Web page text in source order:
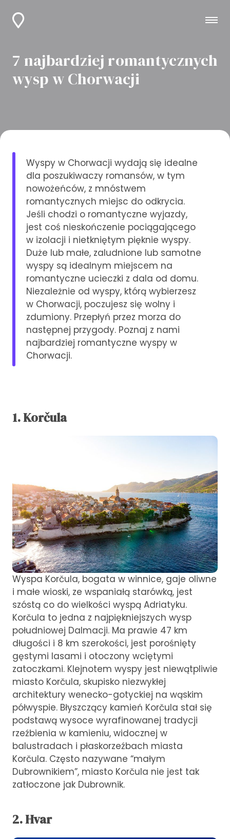
7 najbardziej romantycznych
wysp w Chorwacji
Wyspy w Chorwacji wydają się idealne
dla poszukiwaczy romansów, w tym
nowożeńców, z mnóstwem
romantycznych miejsc do odkrycia.
Jeśli chodzi o romantyczne wyjazdy,
jest coś nieskończenie pociągającego
w izolacji i nietkniętym pięknie wyspy.
Duże lub małe, zaludnione lub samotne
wyspy są idealnym miejscem na
romantyczne ucieczki z dala od domu.
Niezależnie od wyspy, którą wybierzesz
w Chorwacji, poczujesz się wolny i
zdumiony. Przepłyń przez morza do
następnej przygody. Poznaj z nami
najbardziej romantyczne wyspy w
Chorwacji.
1. Korčula
Wyspa Korčula, bogata w winnice, gaje oliwne
i małe wioski, ze wspaniałą starówką, jest
szóstą co do wielkości wyspą Adriatyku.
Korčula to jedna z najpiękniejszych wysp
południowej Dalmacji. Ma prawie 47 km
długości i 8 km szerokości, jest porośnięty
gęstymi lasami i otoczony wciętymi
zatoczkami. Klejnotem wyspy jest niewątpliwie
miasto Korčula, skupisko niezwykłej
architektury wenecko-gotyckiej na wąskim
półwyspie. Błyszczący kamień Korčula stał się
podstawą wysoce wyrafinowanej tradycji
rzeźbienia w kamieniu, widocznej w
balustradach i płaskorzeźbach miasta
Korčula. Często nazywane “małym
Dubrownikiem”, miasto Korčula nie jest tak
zatłoczone jak Dubrownik.
2. Hvar